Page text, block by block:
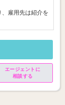
雇用先は紹介を
エージェントに
相談する